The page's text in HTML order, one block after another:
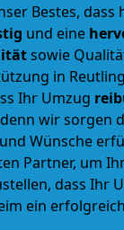
Bestes, dass
und eine
sowie
in
Ihr Umzug
wir sorgen
Wünsche
Partner, um
dass Ihr
ein